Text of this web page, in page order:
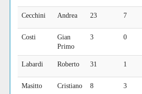
Cecchini Andrea 23 7
Costi
Gian
Primo
3 0
Labardi Roberto 31 1
Masitto Cristiano 8 3